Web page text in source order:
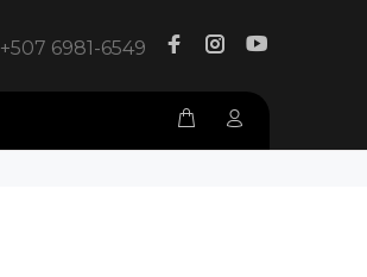
+507 6981-6549